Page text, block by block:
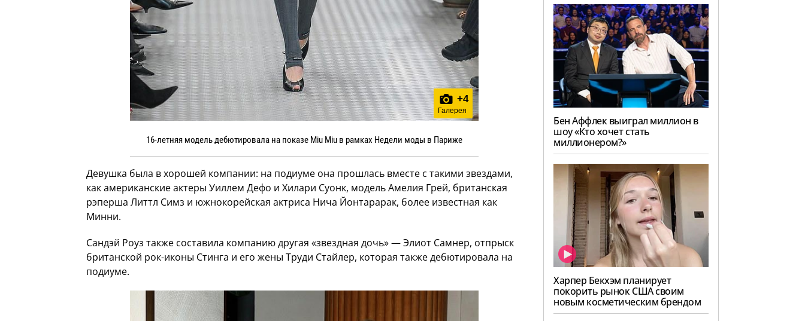
+4
Галерея
16-летняя модель дебютировала на показе Miu Miu в рамках Недели моды в Париже
Девушка была в хорошей компании: на подиуме она прошлась вместе с такими звездами,
как американские актеры Уиллем Дефо и Хилари Суонк, модель Амелия Грей, британская
рэперша Литтл Симз и южнокорейская актриса Нича Йонтарарак, более известная как
Минни.
Сандэй Роуз также составила компанию другая «звездная дочь» — Элиот Самнер, отпрыск
британской рок-иконы Стинга и его жены Труди Стайлер, которая также дебютировала на
подиуме.
Бен Аффлек выиграл миллион в
шоу «Кто хочет стать
миллионером?»
Харпер Бекхэм планирует
покорить рынок США своим
новым косметическим брендом